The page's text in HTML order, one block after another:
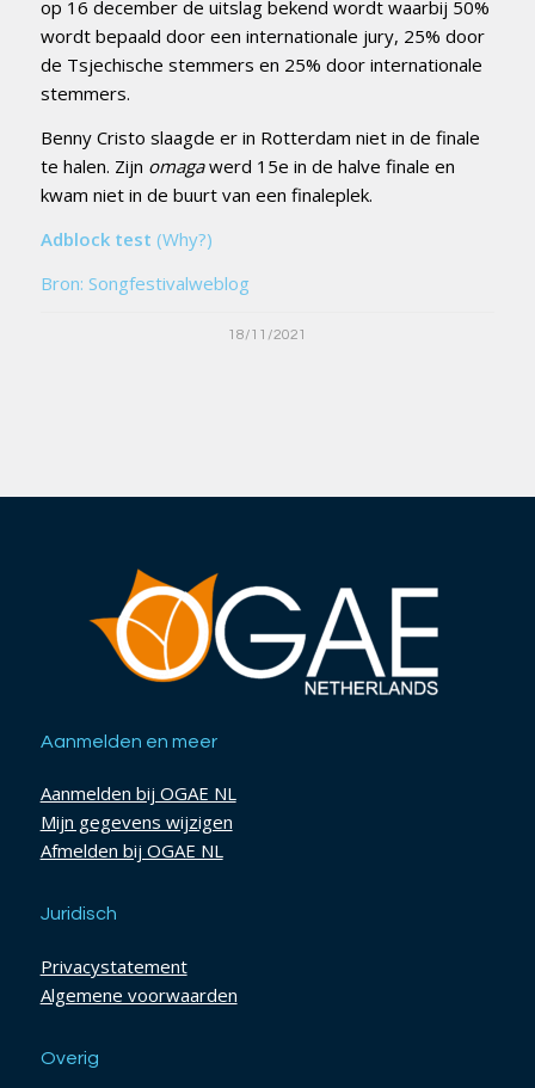
op 16 december de uitslag bekend wordt waarbij 50%
wordt bepaald door een internationale jury, 25% door
de Tsjechische stemmers en 25% door internationale
stemmers.
Benny Cristo slaagde er in Rotterdam niet in de finale
te halen. Zijn omagawerd 15e in de halve finale en
kwam niet in de buurt van een finaleplek.
Adblock test (Why?)
Bron: Songfestivalweblog
18/11/2021
Aanmelden en meer
Aanmelden bij OGAE NL
Mijn gegevens wijzigen
Afmelden bij OGAE NL
Juridisch
Privacystatement
Algemene voorwaarden
Overig